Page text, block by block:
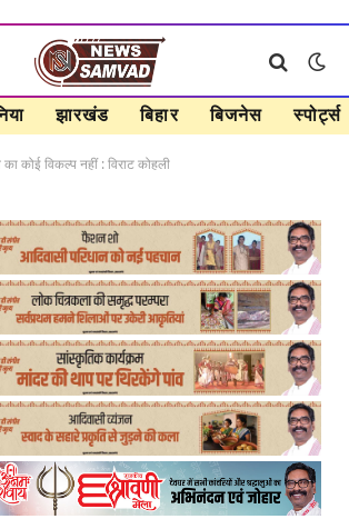
झारखंड बिहार बिजनेस स्पोर्ट्स
कोई विकल्प नहीं : विराट कोहली